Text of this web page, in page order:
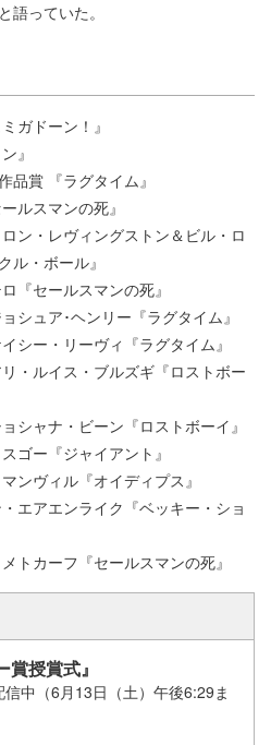
語っていた。
ガドーン！』
』
品賞 『ラグタイム』
ルスマンの死』
ン・レヴィングストン＆ビル・ロ
ル・ボール』
『セールスマンの死』
シュア･ヘンリー『ラグタイム』
シー・リーヴィ『ラグタイム』
・ルイス・ブルズギ『ロストボー
シャナ・ビーン『ロストボーイ』
ゴー『ジャイアント』
ンヴィル『オイディプス』
エアエンライク『ベッキー・ショ
トカーフ『セールスマンの死』
賞授賞式』
中（6月13日（土）午後6:29ま